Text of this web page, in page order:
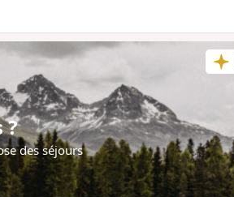
?
des séjours